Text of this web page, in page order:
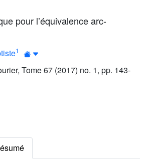
pour l’équivalence arc-
1
Tome 67 (2017) no. 1, pp. 143-